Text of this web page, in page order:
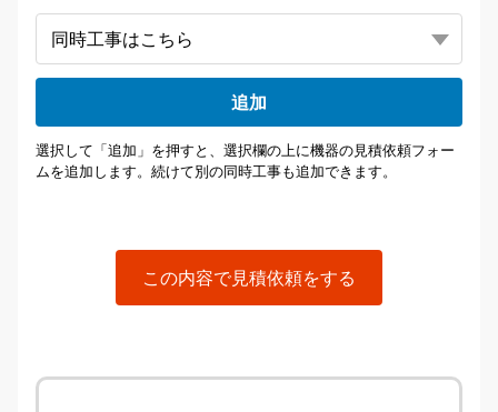
追加
選択して「追加」を押すと、選択欄の上に機器の見積依頼フォー
ムを追加します。続けて別の同時工事も追加できます。
この内容で見積依頼をする